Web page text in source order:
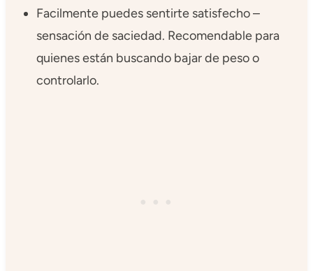
Facilmente puedes sentirte satisfecho –
sensación de saciedad. Recomendable para
quienes están buscando bajar de peso o
controlarlo.